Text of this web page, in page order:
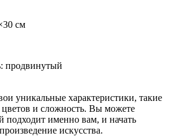
см
продвинутый
уникальные характеристики, такие
цветов и сложность. Вы можете
подходит именно вам, и начать
искусства.